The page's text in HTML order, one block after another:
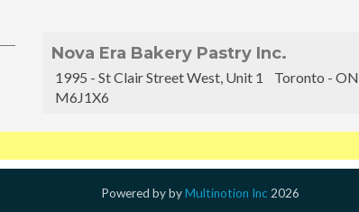
Nova Era Bakery Pastry Inc.
1995 - St Clair Street West, Unit 1 Toronto - ON
M6J1X6
Powered bybyMultinotion Inc 2026